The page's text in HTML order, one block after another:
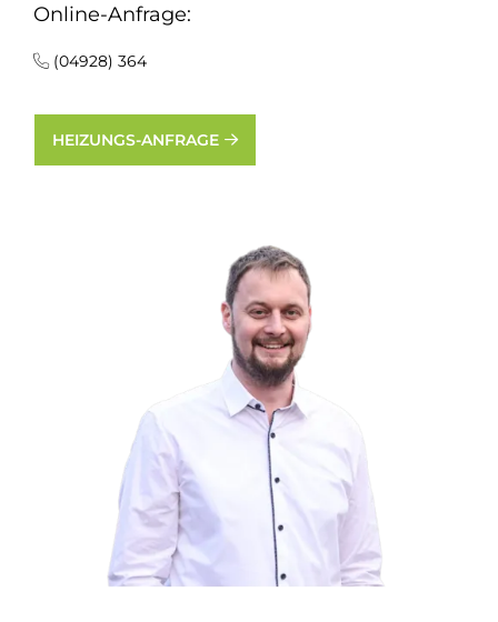
Online-Anfrage:
(04928) 364
HEIZUNGS-ANFRAGE